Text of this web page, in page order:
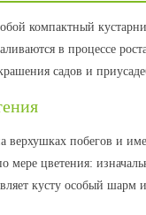
компактный
в процессе
садов и
верхушках побегов и
мере цветения:
кусту особый шарм